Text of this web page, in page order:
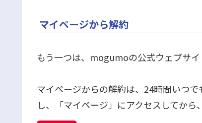
マイページから解約
もう一つは、mogumoの公式ウェブサイ
マイページからの解約は、24時間いつ
し、「マイページ」にアクセスしてから